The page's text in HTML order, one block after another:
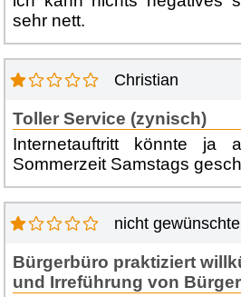
sehr nett.
Christian
Toller Service (zynisch)
Internetauftritt könnte ja
Sommerzeit Samstags
nicht
Bürgerbüro praktiziert
und Irreführung von